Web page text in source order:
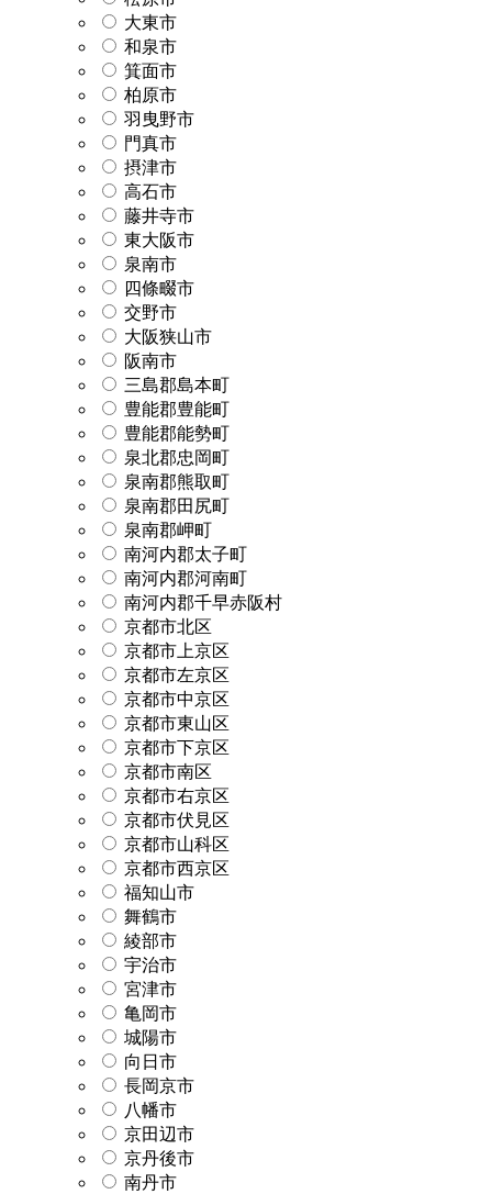
大東市
和泉市
箕面市
柏原市
羽曳野市
門真市
摂津市
高石市
藤井寺市
東大阪市
泉南市
四條畷市
交野市
大阪狭山市
阪南市
三島郡島本町
豊能郡豊能町
豊能郡能勢町
泉北郡忠岡町
泉南郡熊取町
泉南郡田尻町
泉南郡岬町
南河内郡太子町
南河内郡河南町
南河内郡千早赤阪村
京都市北区
京都市上京区
京都市左京区
京都市中京区
京都市東山区
京都市下京区
京都市南区
京都市右京区
京都市伏見区
京都市山科区
京都市西京区
福知山市
舞鶴市
綾部市
宇治市
宮津市
亀岡市
城陽市
向日市
長岡京市
八幡市
京田辺市
京丹後市
南丹市